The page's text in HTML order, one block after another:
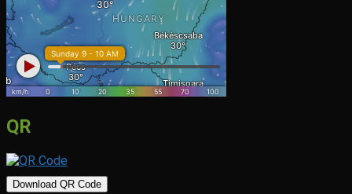
QR
Download QR Code